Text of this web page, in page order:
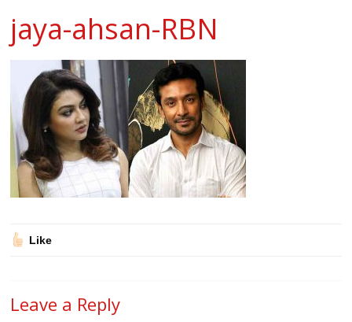
jaya-ahsan-RBN
Like
Leave a Reply